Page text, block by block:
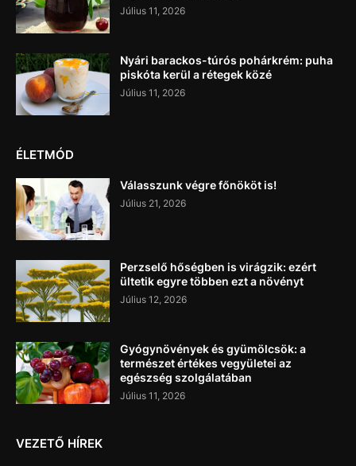
Július 11, 2026
Nyári barackos-túrós pohárkrém: puha
piskóta kerül a rétegek közé
Július 11, 2026
ÉLETMÓD
Válasszunk végre főnököt is!
Július 21, 2026
Perzselő hőségben is virágzik: ezért
ültetik egyre többen ezt a növényt
Július 12, 2026
Gyógynövények és gyümölcsök: a
természet értékes vegyületei az
egészség szolgálatában
Július 11, 2026
VEZETŐ HÍREK